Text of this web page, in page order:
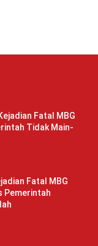
Fatal MBG
Tidak Main-
Fatal MBG
Pemerintah